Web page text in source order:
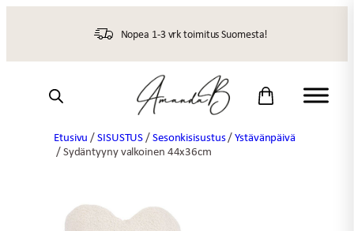
Nopea 1-3 vrk toimitus Suomesta!
Etusivu /SISUSTUS/Sesonkisisustus/Ystävänpäivä
/ Sydäntyyny valkoinen 44x36cm